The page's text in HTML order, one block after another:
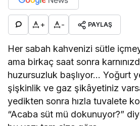
+ - PAYLAŞ
Her sabah kahvenizi sütle
ama birkaç saat sonra
huzursuzluk başlıyor… Yoğurt
şişkinlik ve gaz şikâyetiniz
yedikten sonra hızla tuvalete
“Acaba süt mü dokunuyor?”